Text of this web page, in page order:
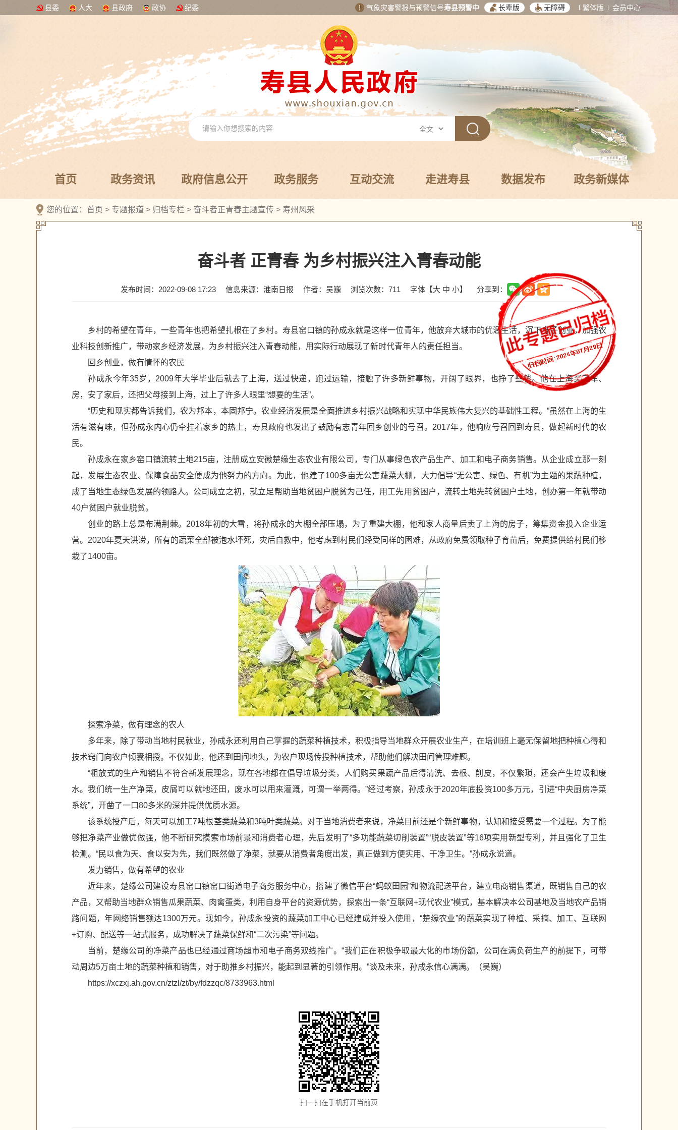
县委 人大 县政府 政协 纪委 气象灾害警报与预警信号寿县预警中 长辈版 无障碍 繁体版 会员中心
首页 政务资讯 政府信息公开 政务服务 互动交流 走进寿县 数据发布 政务新媒体
您的位置： 首页 > 专题报道 > 归档专栏 > 奋斗者正青春主题宣传 > 寿州风采
奋斗者 正青春 为乡村振兴注入青春动能
发布时间：2022-09-08 17:23 信息来源：淮南日报 作者：吴巍 浏览次数： 711 字体【大 中 小】 分享到：
乡村的希望在青年，一些青年也把希望扎根在了乡村。寿县窑口镇的孙成永就是这样一位青年，他放弃大城市的优渥生活，沉下身子创业，加强农
业科技创新推广，带动家乡经济发展，为乡村振兴注入青春动能，用实际行动展现了新时代青年人的责任担当。
回乡创业，做有情怀的农民
孙成永今年35岁，2009年大学毕业后就去了上海，送过快递，跑过运输，接触了许多新鲜事物，开阔了眼界，也挣了些钱。他在上海买了车、
房，安了家后，还把父母接到上海，过上了许多人眼里“想要的生活”。
“历史和现实都告诉我们，农为邦本，本固邦宁。农业经济发展是全面推进乡村振兴战略和实现中华民族伟大复兴的基础性工程。”虽然在上海的生
活有滋有味，但孙成永内心仍牵挂着家乡的热土，寿县政府也发出了鼓励有志青年回乡创业的号召。2017年，他响应号召回到寿县，做起新时代的农
民。
孙成永在家乡窑口镇流转土地215亩，注册成立安徽楚缘生态农业有限公司，专门从事绿色农产品生产、加工和电子商务销售。从企业成立那一刻
起，发展生态农业、保障食品安全便成为他努力的方向。为此，他建了100多亩无公害蔬菜大棚，大力倡导“无公害、绿色、有机”为主题的果蔬种植，
成了当地生态绿色发展的领路人。公司成立之初，就立足帮助当地贫困户脱贫为己任，用工先用贫困户，流转土地先转贫困户土地，创办第一年就带动
40户贫困户就业脱贫。
创业的路上总是布满荆棘。2018年初的大雪，将孙成永的大棚全部压塌，为了重建大棚，他和家人商量后卖了上海的房子，筹集资金投入企业运
营。2020年夏天洪涝，所有的蔬菜全部被泡水坏死，灾后自救中，他考虑到村民们经受同样的困难，从政府免费领取种子育苗后，免费提供给村民们移
栽了1400亩。
探索净菜，做有理念的农人
多年来，除了带动当地村民就业，孙成永还利用自己掌握的蔬菜种植技术，积极指导当地群众开展农业生产，在培训班上毫无保留地把种植心得和
技术窍门向农户倾囊相授。不仅如此，他还到田间地头，为农户现场传授种植技术，帮助他们解决田间管理难题。
“粗放式的生产和销售不符合新发展理念，现在各地都在倡导垃圾分类，人们购买果蔬产品后得清洗、去根、削皮，不仅繁琐，还会产生垃圾和废
水。我们统一生产净菜，皮屑可以就地还田，废水可以用来灌溉，可谓一举两得。”经过考察，孙成永于2020年底投资100多万元，引进“中央厨房净菜
系统”，开凿了一口80多米的深井提供优质水源。
该系统投产后，每天可以加工7吨根茎类蔬菜和3吨叶类蔬菜。对于当地消费者来说，净菜目前还是个新鲜事物，认知和接受需要一个过程。为了能
够把净菜产业做优做强，他不断研究摸索市场前景和消费者心理，先后发明了“多功能蔬菜切削装置”“脱皮装置”等16项实用新型专利，并且强化了卫生
检测。“民以食为天、食以安为先，我们既然做了净菜，就要从消费者角度出发，真正做到方便实用、干净卫生。”孙成永说道。
发力销售，做有希望的农业
近年来，楚缘公司建设寿县窑口镇窑口街道电子商务服务中心，搭建了微信平台“蚂蚁田园”和物流配送平台，建立电商销售渠道，既销售自己的农
产品，又帮助当地群众销售瓜果蔬菜、肉禽蛋类，利用自身平台的资源优势，探索出一条“互联网+现代农业”模式，基本解决本公司基地及当地农产品销
路问题，年网络销售额达1300万元。现如今，孙成永投资的蔬菜加工中心已经建成并投入使用，“楚缘农业”的蔬菜实现了种植、采摘、加工、互联网
+订购、配送等一站式服务，成功解决了蔬菜保鲜和“二次污染”等问题。
当前，楚缘公司的净菜产品也已经通过商场超市和电子商务双线推广。“我们正在积极争取最大化的市场份额，公司在满负荷生产的前提下，可带
动周边5万亩土地的蔬菜种植和销售，对于助推乡村振兴，能起到显著的引领作用。”谈及未来，孙成永信心满满。（吴巍）
https://xczxj.ah.gov.cn/ztzl/zt/by/fdzzqc/8733963.html
扫一扫在手机打开当前页